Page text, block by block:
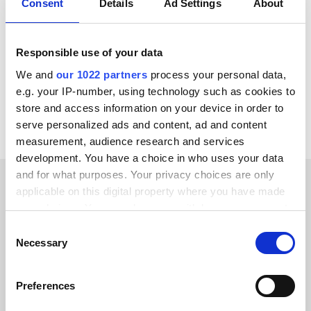
Consent Details Ad Settings About
Responsible use of your data
We and our 1022 partners process your personal data,
e.g. your IP-number, using technology such as cookies to
store and access information on your device in order to
serve personalized ads and content, ad and content
measurement, audience research and services
development. You have a choice in who uses your data
and for what purposes. Your privacy choices are only
applicable on this digital property where you have made
your choices. You can change or withdraw your consent
the Privacy trigger icon.
Collect information about your geographical location
Selection
Necessary
Preferences
SPS Commerce
Ansi AS2
Voir toutes les intégrations Ibexa DXP
TÉMOIGNAGES CLIENTS
Discover why our customers